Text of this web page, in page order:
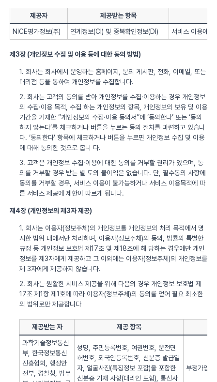
제공자 제공받는 항목
NICE평가정보(주) 연계정보(CI) 및 중복확인정보(DI) 서비스 이용에
제3장 (개인정보 수집 및 이용 등에 대한 동의 방법)
1. 회사는 회사에서 운영하는 홈페이지, 문의 게시판, 전화, 이메일, 또는
대리점 등을 통하여 개인정보를 수집합니다.
2. 회사는 고객의 동의를 받아 개인정보를 수집·이용하는 경우 개인정보
의 수집·이용 목적, 수집 하는 개인정보의 항목, 개인정보의 보유 및 이용
기간을 기재한 “개인정보의 수집·이용 동의서”에 ‘동의한다’ 또는 ‘동의
하지 않는다’를 체크하거나 버튼을 누르는 등의 절차를 마련하고 있습니
다. ‘동의한다’ 항목에 체크하거나 버튼을 누르면 개인정보 수집 및 이용
에 대해 동의한 것으로 봅니 다.
3. 고객은 개인정보 수집·이용에 대한 동의를 거부할 권리가 있으며, 동
의를 거부할 경우 받는 별 도의 불이익은 없습니다. 단, 필수동의 사항에
동의를 거부할 경우, 서비스 이용이 불가능하거나 서비스 이용목적에 따
른 서비스 제공에 제한이 따르게 됩니다.
제4장 (개인정보의 제3자 제공)
1. 회사는 이용자(정보주체)의 개인정보를 개인정보의 처리 목적에서 명
시한 범위 내에서만 처리하며, 이용자(정보주체)의 동의, 법률의 특별한
규정 등 개인정보 보호법 제17조 및 제18조에 해 당하는 경우에만 개인
정보를 제3자에게 제공하고 그 이외에는 이용자(정보주체)의 개인정보를
제 3자에게 제공하지 않습니다.
2. 회사는 원활한 서비스 제공을 위해 다음의 경우 개인정보 보호법 제
17조 제1항 제1호에 따라 이용자(정보주체)의 동의를 얻어 필요 최소한
의 범위로만 제공합니다
제공받는 자 제공 항목
과학기술정보통신
부, 한국정보통신
진흥협회, 행정안
전부, 경찰청, 법무
성명, 주민등록번호, 여권번호, 운전면
허번호, 외국인등록번호, 신분증 발급일
자, 얼굴사진(특징정보 포함)을 포함한
신분증 기재 사항(대리인 포함), 통신사
부정가입